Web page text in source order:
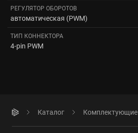
РЕГУЛЯТОР ОБОРОТОВ
автоматическая (PWM)
ТИП КОННЕКТОРА
4-pin PWM
Каталог Комплектующие